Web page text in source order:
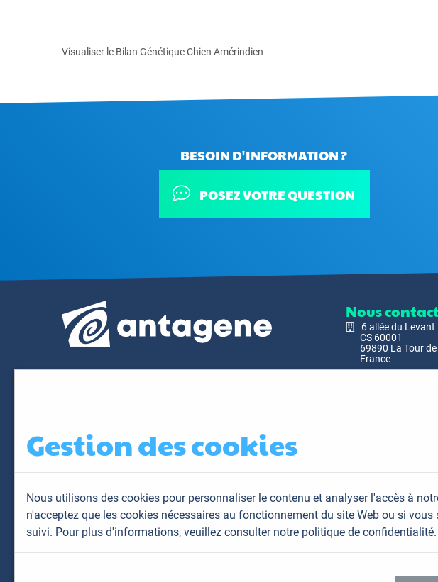
Visualiser le Bilan Génétique Chien Amérindien
BESOIN D'INFORMATION ?
POSEZ VOTRE QUESTION
Nous
6 allée du Levant
CS 60001
69890 La Tour
France
Gestion des cookies
Nous utilisons des cookies pour personnaliser le contenu et analyser l'accès à
n'acceptez que les cookies nécessaires au fonctionnement du site Web ou si
suivi. Pour plus d'informations, veuillez consulter notre politique de confidentialité.